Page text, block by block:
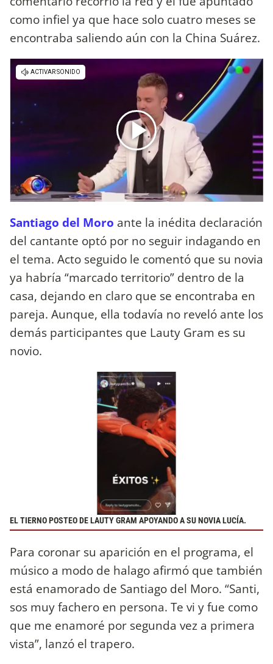
como infiel ya que hace solo cuatro meses se
encontraba saliendo aún con la China Suárez.
Santiago del Moro ante la inédita declaración
del cantante optó por no seguir indagando en
el tema. Acto seguido le comentó que su novia
ya habría “marcado territorio” dentro de la
casa, dejando en claro que se encontraba en
pareja. Aunque, ella todavía no reveló ante los
demás participantes que Lauty Gram es su
novio.
EL TIERNO POSTEO DE LAUTY GRAM APOYANDO A SU NOVIA LUCÍA.
Para coronar su aparición en el programa, el
músico a modo de halago afirmó que también
está enamorado de Santiago del Moro. “Santi,
sos muy fachero en persona. Te vi y fue como
que me enamoré por segunda vez a primera
vista”, lanzó el trapero.